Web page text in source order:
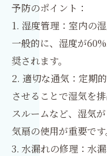
予防のポイント：
1. 湿度管理：室内の
一般的に、湿度が
奨されます。
2. 適切な通気：定期
させることで湿気を
スルームなど、湿気
気扇の使用が重要です
3. 水漏れの修理：水